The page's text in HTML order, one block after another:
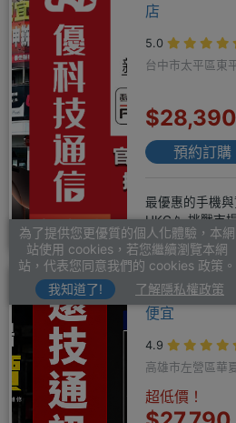
店
5.0
台中市太平區東
$28,390
預約訂購
最優惠的手機
UKG📱 挑戰市
划算！無論是手
聯強電信-遠
便宜
4.9
高雄市左營區華
超低價！
為了提供您更優質的個人化體驗，本網
站使用 cookies，若您繼續瀏覽本網
站，代表您同意我們的 cookies 政策。
我知道了!
了解隱私權政策